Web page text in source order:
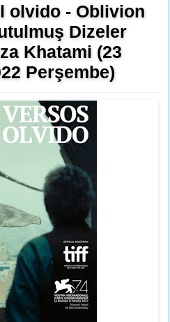
olvido - Oblivion
Dizeler
Khatami (23
Perşembe)